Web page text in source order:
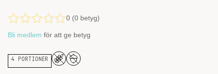
0 (0 betyg)
Bli medlem för att ge betyg
4 PORTIONER